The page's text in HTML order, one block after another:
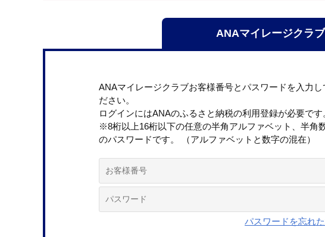
ANAマイレージクラ
ANAマイレージクラブお客様番号とパスワードを入力し
ださい。
ログインにはANAのふるさと納税の利用登録が必要です
※8桁以上16桁以下の任意の半角アルファベット、半角
のパスワードです。 （アルファベットと数字の混在）
パスワードを忘れ